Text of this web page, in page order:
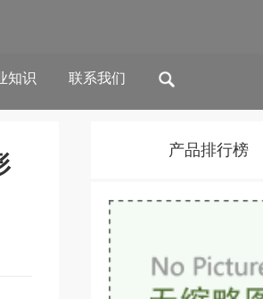
知识 联系我们
产品排行榜